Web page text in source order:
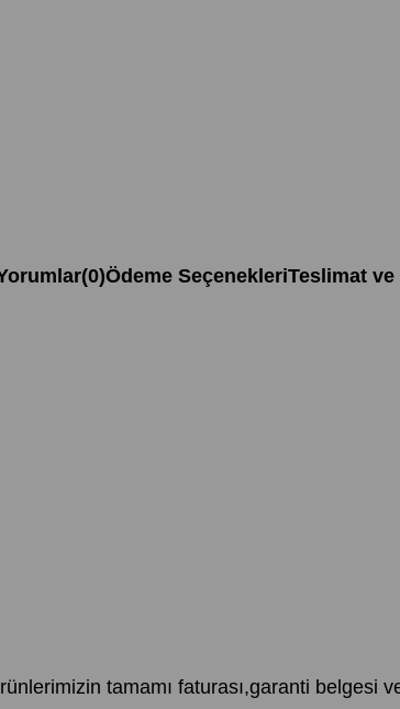
(0)Ödeme SeçenekleriTeslimat ve
tamamı faturası,garanti belgesi